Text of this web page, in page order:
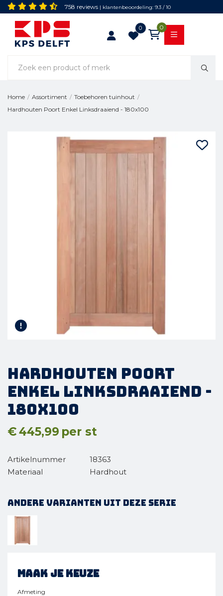
758 reviews | klantenbeoordeling: 9.3 / 10
0 0
Home / Assortiment / Toebehoren tuinhout /
Hardhouten Poort Enkel Linksdraaiend - 180x100
Hardhouten Poort
Enkel Linksdraaiend -
180x100
€445,99 per st
Artikelnummer
18363
Materiaal
Hardhout
Andere varianten uit deze serie
Maak je keuze
Afmeting